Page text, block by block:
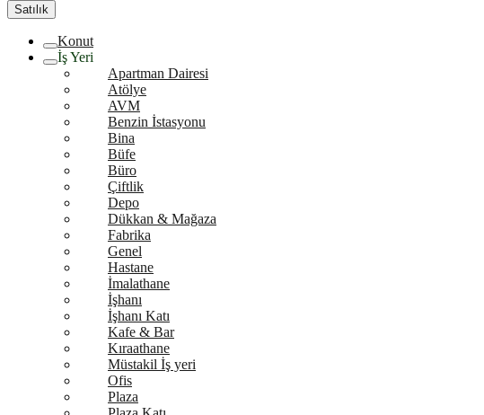
Satılık
Konut
İş Yeri
Apartman Dairesi
Atölye
AVM
Benzin İstasyonu
Bina
Büfe
Büro
Çiftlik
Depo
Dükkan & Mağaza
Fabrika
Genel
Hastane
İmalathane
İşhanı
İşhanı Katı
Kafe & Bar
Kıraathane
Müstakil İş yeri
Ofis
Plaza